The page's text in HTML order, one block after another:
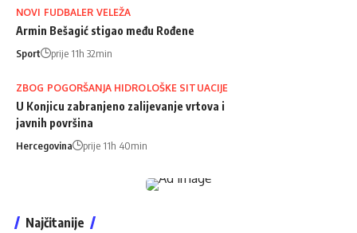
NOVI FUDBALER VELEŽA
Armin Bešagić stigao među Rođene
Sport prije 11h 32min
ZBOG POGORŠANJA HIDROLOŠKE SITUACIJE
U Konjicu zabranjeno zalijevanje vrtova i
javnih površina
Hercegovina prije 11h 40min
Najčitanije